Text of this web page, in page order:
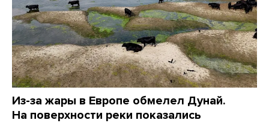
Из-за жары в Европе обмелел Дунай.
На поверхности реки показались